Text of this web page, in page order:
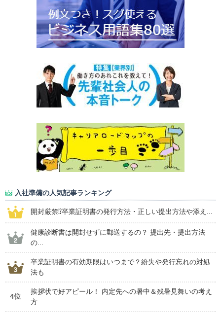
入社準備の人気記事ランキング
開封厳禁⁉卒業証明書の発行方法・正しい提出方法や添え...
健康診断書は開封せずに郵送するの？ 提出先・提出方法
の...
卒業証明書の有効期限はいつまで？紛失や発行忘れの対処
法も
4位
挨拶状で好アピール！ 内定先への暑中＆残暑見舞いの考え
方